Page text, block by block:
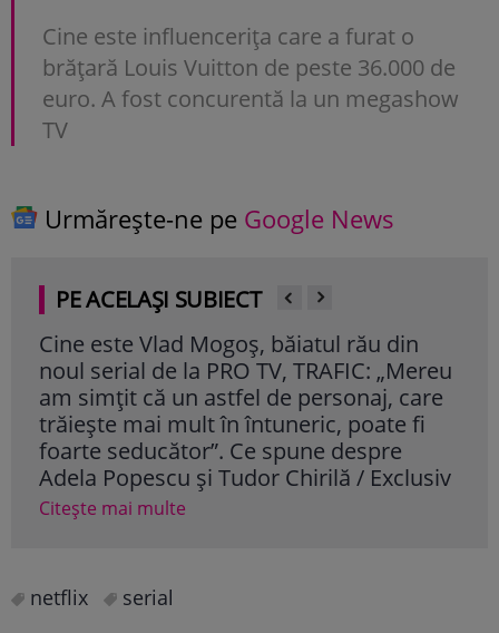
Cine este influencerița care a furat o
brățară Louis Vuitton de peste 36.000 de
euro. A fost concurentă la un megashow
TV
Urmărește-ne pe Google News
PE ACELAȘI SUBIECT
Cine este Vlad Mogoș, băiatul rău din
noul serial de la PRO TV, TRAFIC: „Mereu
am simțit că un astfel de personaj, care
trăiește mai mult în întuneric, poate fi
foarte seducător”. Ce spune despre
Adela Popescu și Tudor Chirilă / Exclusiv
Citește mai multe
netflix serial